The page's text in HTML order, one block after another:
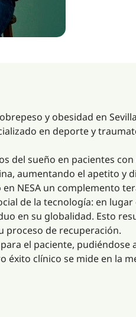
y obesidad en
en deporte y
del sueño en pacientes
aumentando el apetito y
NESA un complemento
de la tecnología: en
en su globalidad. Esto
proceso de recuperación.
el paciente,
clínico se mide en la